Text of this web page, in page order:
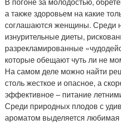
а также здоровьем на какие
соглашаются женщины. Среди
изнурительные диеты,
разрекламированные
которые обещают чуть ли не
На самом деле можно найти
столь жесткое и опасное, а
эффективное – питание
Среди природных плодов с
ароматом выделяется